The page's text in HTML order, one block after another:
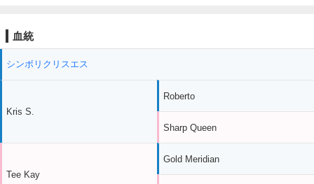
血統
シンボリクリスエス
Kris S.
Tee Kay
Roberto
Sharp Queen
Gold Meridian